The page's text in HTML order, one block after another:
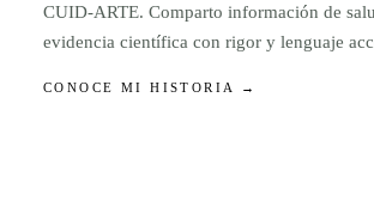
CUID-ARTE. Comparto información de
evidencia científica con rigor y lenguaje
CONOCE MI HISTORIA →